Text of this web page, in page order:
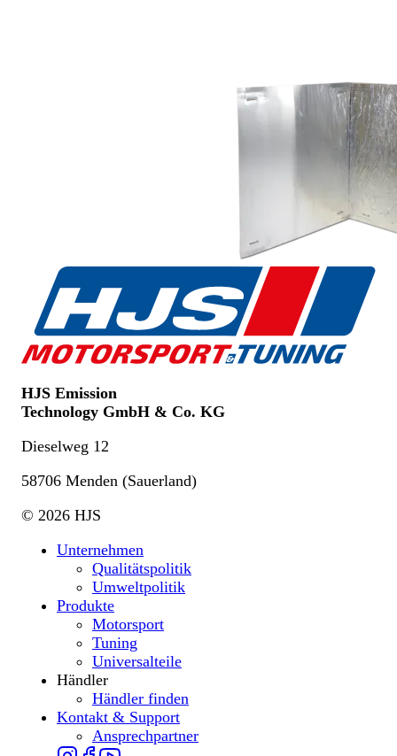
HJS Emission
Technology GmbH & Co. KG
Dieselweg 12
58706 Menden (Sauerland)
© 2026 HJS
Unternehmen
Qualitätspolitik
Umweltpolitik
Produkte
Motorsport
Tuning
Universalteile
Händler
Händler finden
Kontakt & Support
Ansprechpartner